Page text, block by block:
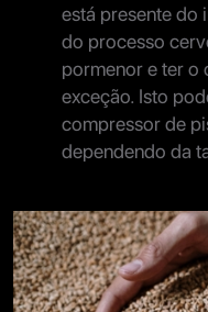
está presente do
do processo
pormenor e ter o
exceção. Isto
compressor de
dependendo da